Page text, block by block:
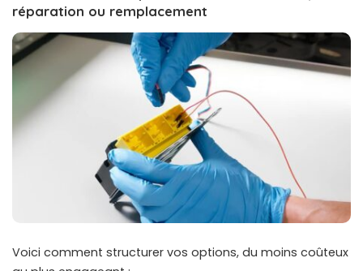
réparation ou remplacement
Voici comment structurer vos options, du moins coûteux